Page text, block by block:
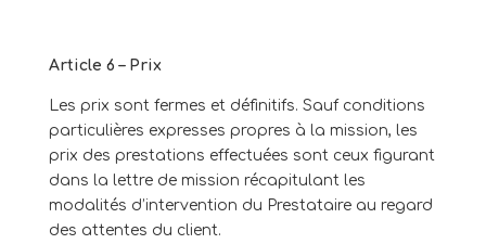
Article 6 – Prix
Les prix sont fermes et définitifs. Sauf conditions
particulières expresses propres à la mission, les
prix des prestations effectuées sont ceux figurant
dans la lettre de mission récapitulant les
modalités d’intervention du Prestataire au regard
des attentes du client.